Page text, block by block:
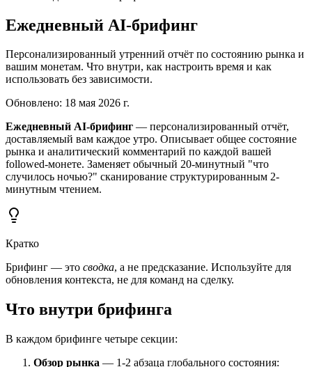
Ежедневный AI-брифинг
Персонализированный утренний отчёт по состоянию рынка и
вашим монетам. Что внутри, как настроить время и как
использовать без зависимости.
Обновлено: 18 мая 2026 г.
Ежедневный AI-брифинг — персонализированный отчёт,
доставляемый вам каждое утро. Описывает общее состояние
рынка и аналитический комментарий по каждой вашей
followed-монете. Заменяет обычный 20-минутный "что
случилось ночью?" сканирование структурированным 2-
минутным чтением.
Кратко
Брифинг — это сводка, а не предсказание. Используйте для
обновления контекста, не для команд на сделку.
Что внутри брифинга
В каждом брифинге четыре секции:
Обзор рынка — 1-2 абзаца глобального состояния: